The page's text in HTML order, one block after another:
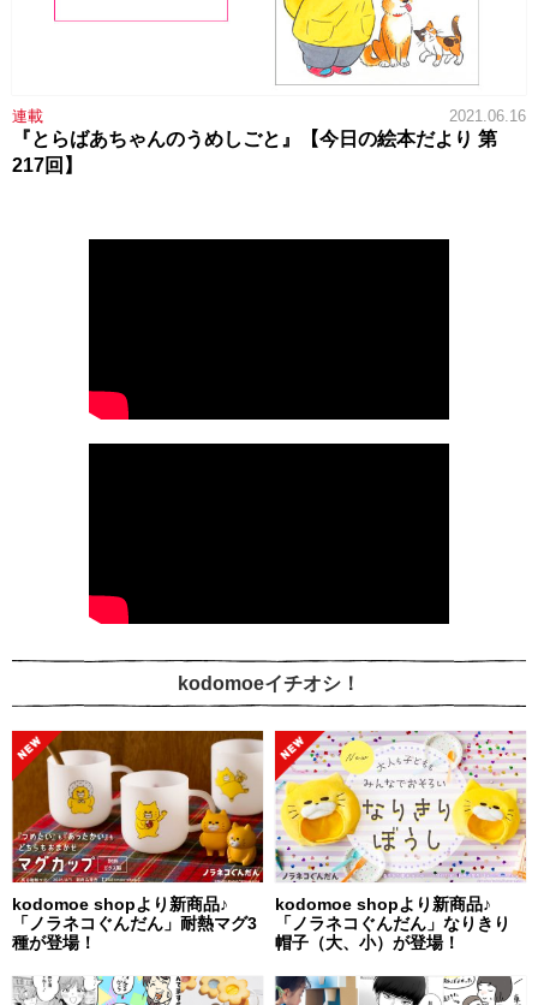
連載 2021.06.16
『とらばあちゃんのうめしごと』【今日の絵本だより 第
217回】
kodomoeイチオシ！
kodomoe shopより新商品♪
「ノラネコぐんだん」耐熱マグ3
種が登場！
kodomoe shopより新商品♪
「ノラネコぐんだん」なりきり
帽子（大、小）が登場！